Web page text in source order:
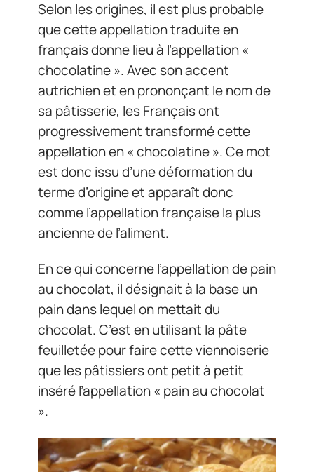
Selon les origines, il est plus probable
que cette appellation traduite en
français donne lieu à l’appellation «
chocolatine ». Avec son accent
autrichien et en prononçant le nom de
sa pâtisserie, les Français ont
progressivement transformé cette
appellation en « chocolatine ». Ce mot
est donc issu d’une déformation du
terme d’origine et apparaît donc
comme l’appellation française la plus
ancienne de l’aliment.
En ce qui concerne l’appellation de pain
au chocolat, il désignait à la base un
pain dans lequel on mettait du
chocolat. C’est en utilisant la pâte
feuilletée pour faire cette viennoiserie
que les pâtissiers ont petit à petit
inséré l’appellation « pain au chocolat
».